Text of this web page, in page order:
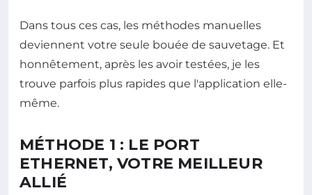
Dans tous ces cas, les méthodes manuelles
deviennent votre seule bouée de sauvetage. Et
honnêtement, après les avoir testées, je les
trouve parfois plus rapides que l'application elle-
même.
MÉTHODE 1 : LE PORT
ETHERNET, VOTRE MEILLEUR
ALLIÉ